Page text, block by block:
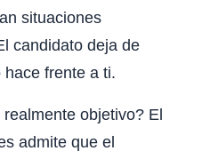
situaciones
candidato deja de
frente a ti.
objetivo? El
admite que el